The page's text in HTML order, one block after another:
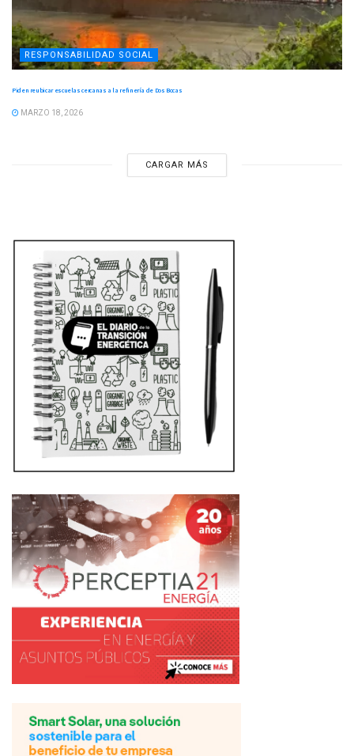
RESPONSABILIDAD SOCIAL
Piden reubicar escuelas cercanas a la refinería de Dos Bocas
MARZO 18, 2026
CARGAR MÁS